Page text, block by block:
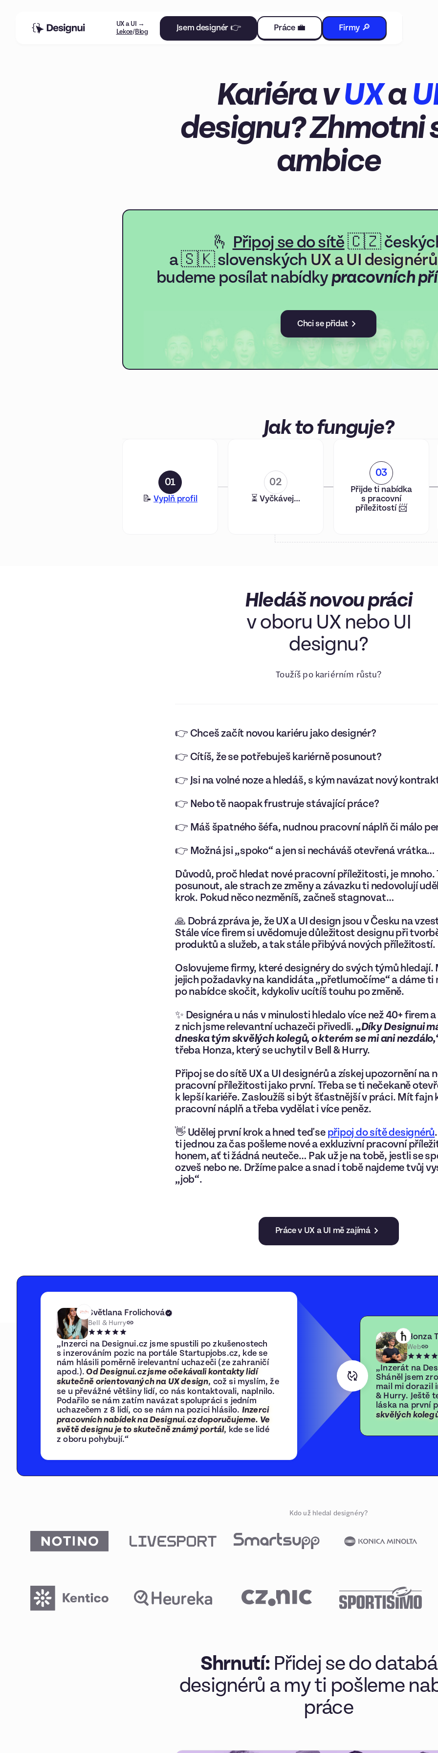
UX a UI →
Lekce/Blog Jsem designér 👉 Práce 💼 Firmy 🔎
Kariéra vUXa
designu? Zhmotni
ambice
🫰 Připoj se do sítě🇨🇿
a 🇸🇰 slovenských UX a UI designérů
budeme posílat nabídkypracovních
Chci se přidat
Jak to funguje?
01
📝 Vyplň profil
02
⏳ Vyčkávej…
03
Přijde ti nabídka
s pracovní
příležitostí 📨
Hledáš novou práci
v oboru UX nebo UI
designu?
Toužíš po kariérním růstu?
👉 Chceš začít novou kariéru jako designér?
👉 Cítíš, že se potřebuješ kariérně posunout?
👉 Jsi na volné noze a hledáš, s kým navázat nový
👉 Nebo tě naopak frustruje stávající práce?
👉 Máš špatného šéfa, nudnou pracovní náplň či málo
👉 Možná jsi „spoko“ a jen si necháváš otevřená vrátka…
Důvodů, proč hledat nové pracovní příležitosti, je mnoho.
posunout, ale strach ze změny a závazku ti nedovolují
krok. Pokud něco nezměníš, začneš stagnovat…
🙏 Dobrá zpráva je, že UX a UI design jsou v Česku na
Stále více firem si uvědomuje důležitost designu při
produktů a služeb, a tak stále přibývá nových příležitostí.
Oslovujeme firmy, které designéry do svých týmů hledají.
jejich požadavky na kandidáta „přetlumočíme“ a dáme ti
po nabídce skočit, kdykoliv ucítíš touhu po změně.
✨ Designéra u nás v minulosti hledalo více než 40+ firem
z nich jsme relevantní uchazeči přivedli. „Díky Designui
dneska tým skvělých kolegů, o kterém se mi ani
třeba Honza, který se uchytil v Bell & Hurry.
Připoj se do sítě UX a UI designérů a získej upozornění na
pracovní příležitosti jako první. Třeba se ti nečekaně
k lepší kariéře. Zasloužíš si být šťastnější v práci. Mít fajn
pracovní náplň a třeba vydělat i více peněz.
👋 Udělej první krok a hned teď se připoj do sítě designérů
ti jednou za čas pošleme nové a exkluzivní pracovní
honem, ať ti žádná neuteče… Pak už je na tobě, jestli se
ozveš nebo ne. Držíme palce a snad i tobě najdeme tvůj
„job“.
Práce v UX a UI mě zajímá
Světlana Frolichová
Bell & Hurry
„Inzerci na Designui.cz jsme spustili po zkušenostech
s inzerováním pozic na portále Startupjobs.cz, kde se
nám hlásili poměrně irelevantní uchazeči (ze zahraničí
apod.). Od Designui.cz jsme očekávali kontakty lidí
skutečně orientovaných na UX design, což si myslím, že
se u převážné většiny lidí, co nás kontaktovali, naplnilo.
Podařilo se nám zatím navázat spolupráci s jedním
uchazečem z 8 lidí, co se nám na pozici hlásilo. Inzerci
pracovních nabídek na Designui.cz doporučujeme. Ve
světě designu je to skutečně známý portál, kde se lidé
z oboru pohybují.“
Honza
Web
„Inzerát na
Sháněl jsem
mail mi dorazil
& Hurry. Ještě
láska na první
skvělých
Kdo už hledal designéry?
Shrnutí:Přidej se do
designérů a my ti pošleme
práce